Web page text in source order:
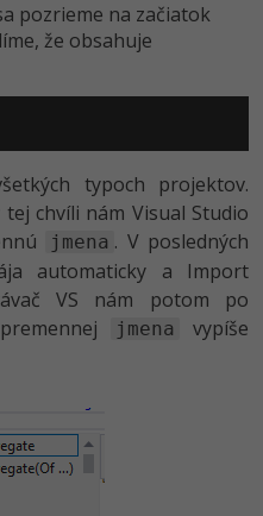
pozrieme na začiatok
že obsahuje
typoch projektov.
chvíli nám Visual Studio
jmena . V posledných
automaticky a Import
VS nám potom po
jmena
vypíše